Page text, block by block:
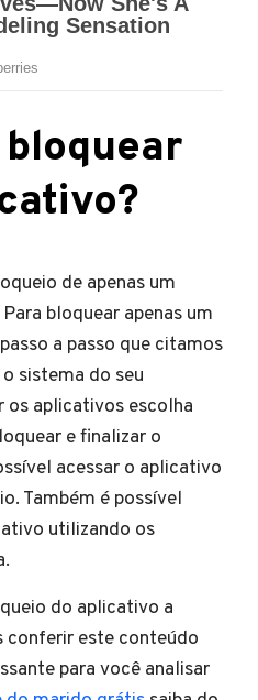
de apenas um
bloquear apenas um
a passo que citamos
sistema do seu
os aplicativos escolha
e finalizar o
acessar o aplicativo
Também é possível
utilizando os
do aplicativo a
conferir este conteúdo
para você analisar